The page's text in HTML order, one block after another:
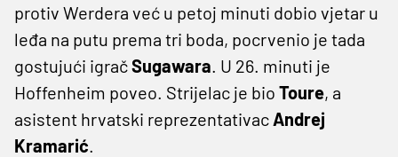
protiv Werdera već u petoj minuti dobio vjetar u
leđa na putu prema tri boda, pocrvenio je tada
gostujući igračSugawara. U 26. minuti je
Hoffenheim poveo. Strijelac je bio Toure, a
asistent hrvatski reprezentativac Andrej
Kramarić.